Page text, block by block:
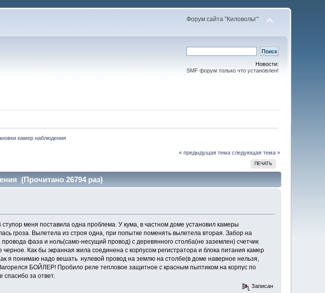
Форум сайта "Киловольт"
Новости:
SMF форум только что установлен!
камер наблюдения
« предыдущая тема следующая тема »
ПЕЧАТЬ
(Прочитано 26794 раз)
меня поставила одна проблема. У кума, в частном доме установил камеры
гроза. Вылетела из строя одна, при попытке поменять вылетела вторая. Забор на
фаза и ноль(само-несущий провод) с деревянного столба(не заземлен) счетчик
Как бы экранная жила соединена с корпусом регистратора и блока питания камер
я понимаю надо вешать нулевой провод на землю на столбе(в доме наверное нельзя,
БОЙЛЕР! Пробило реле тепловое защитное с красным пыптиком на корпус по
спасибо за ответ.
Записан